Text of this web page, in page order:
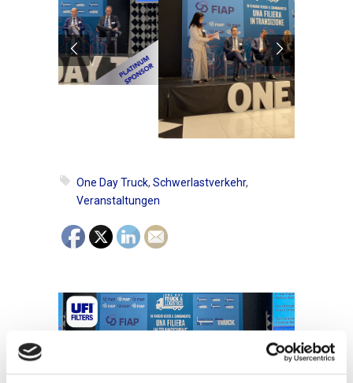
One Day Truck, Schwerlastverkehr,
Veranstaltungen